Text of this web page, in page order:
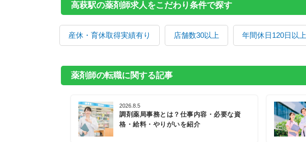
高萩駅の薬剤師求人をこだわり条件で探す
産休・育休取得実績有り 店舗数30以上 年間休日120日以上
薬剤師の転職に関する記事
2026.8.5
調剤薬局事務とは？仕事内容・必要な資
格・給料・やりがいを紹介